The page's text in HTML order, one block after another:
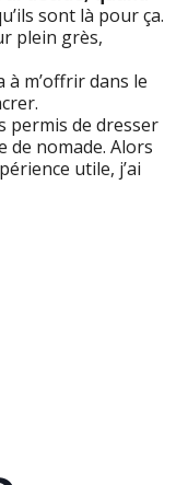
sont là pour ça.
plein grès,
m’offrir dans le
permis de dresser
de nomade. Alors
utile, j’ai